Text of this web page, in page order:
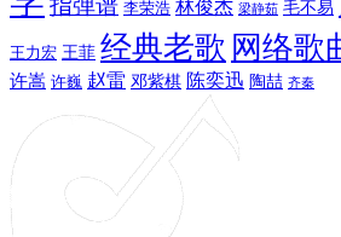
李荣浩 林俊杰 梁静茹 毛不易
王力宏 王菲 经典老歌 网络歌
许嵩 许巍 赵雷 邓紫棋 陈奕迅 陶喆 齐秦